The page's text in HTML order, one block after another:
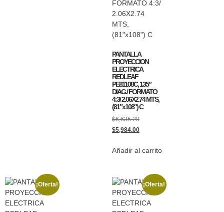
PANTALLA
PROYECCION
ELECTRICA
REDLEAF
PE81108C, 135″
DIAG./ FORMATO
4:3/ 2.06X2.74 MTS,
(81″x108″) C
$6,635.20
$5,984.00
Añadir al carrito
¡Oferta! ¡Oferta!